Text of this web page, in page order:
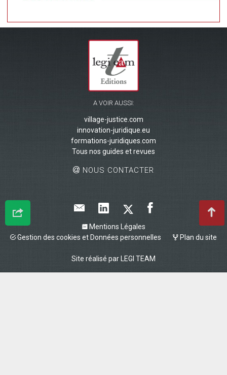
A VOIR AUSSI:
village-justice.com
innovation-juridique.eu
formations-juridiques.com
Tous nos guides et revues
NOUS CONTACTER
Mentions Légales
Gestion des cookies et Données personnelles
Plan du site
Site réalisé par LEGI TEAM